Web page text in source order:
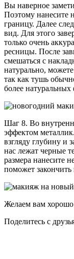
Вы наверное
Поэтому нанесите
границу. Далее
вид. Для этого
только очень
ресницы. После
смешаться с
натурально,
так как тушь
более натуральных
Шаг 8. Во
эффектом
взгляду глубину и
нас лежат черные
размера нанесите
поможет
Желаем вам
Поделитесь с